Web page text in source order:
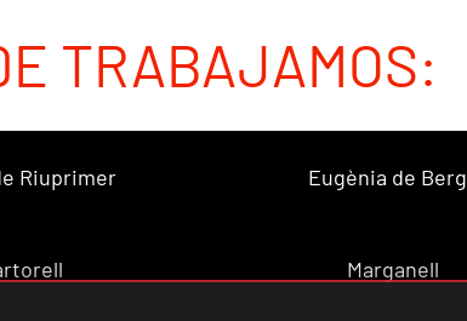
TRABAJAMOS:
Riuprimer Eugènia de
Marganell